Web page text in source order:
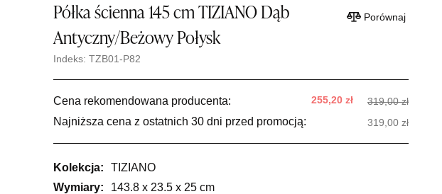
Półka ścienna 145 cm TIZIANO Dąb
Antyczny/Beżowy Połysk
Indeks: TZB01-P82
Porównaj
Cena rekomendowana producenta: 255,20 zł 319,00 zł
Najniższa cena z ostatnich 30 dni przed promocją: 319,00 zł
Kolekcja:
TIZIANO
Wymiary:
143.8 x 23.5 x 25 cm